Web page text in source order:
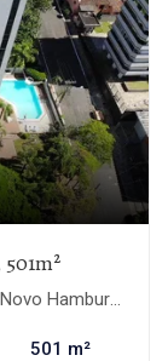
Hamburgo-RS
501 m²